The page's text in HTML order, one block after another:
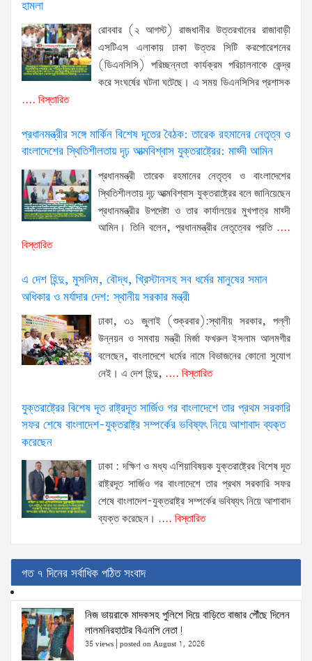
হামলা
রোববার (২ আগস্ট) রাজধানীর উত্তরখানের রাজাবাড়ী
এসটিএস এলাকায় ঢাকা উত্তর সিটি করপোরেশনের
(ডিএনসিসি) পরিচ্ছন্নতা কার্যক্রম পরিচালনাকে কেন্দ্র
করে সংঘর্ষের ঘটনা ঘটেছে। এ সময় ডিএনসিসির প্রশাসক
.... বিস্তারিত
প্রধানমন্ত্রীর সঙ্গে মার্কিন বিশেষ দূতের বৈঠক: তারেক রহমানের নেতৃত্ব ও
বাংলাদেশের স্থিতিশীলতায় দৃঢ় আত্মবিশ্বাস যুক্তরাষ্ট্রের: মাহ্দী আমিন
প্রধানমন্ত্রী তারেক রহমানের নেতৃত্ব ও বাংলাদেশের
স্থিতিশীলতায় দৃঢ় আত্মবিশ্বাস যুক্তরাষ্ট্রের বলে জানিয়েছেন
প্রধানমন্ত্রীর উপদেষ্টা ও তার কার্যালয়ের মুখপাত্র মাহ্দী
আমিন। তিনি বলেন, প্রধানমন্ত্রীর নেতৃত্বের প্রতি....
বিস্তারিত
এ দেশ হিন্দু, মুসলিম, বৌদ্ধ, খ্রিস্টানসহ সব ধর্মের মানুষের সমান
অধিকার ও মর্যাদার দেশ: স্থানীয় সরকার মন্ত্রী
ঢাকা, ৩১ জুলাই (শুক্রবার):স্থানীয় সরকার, পল্লী
উন্নয়ন ও সমবায় মন্ত্রী মির্জা ফখরুল ইসলাম আলমগীর
বলেছেন, বাংলাদেশে ধর্মের নামে বিভাজনের কোনো সুযোগ
নেই। এ দেশ হিন্দু, .... বিস্তারিত
যুক্তরাষ্ট্রের বিশেষ দূত রাষ্ট্রদূত সার্জিও গর বাংলাদেশে তার প্রথম সরকারি
সফর শেষে বাংলাদেশ-যুক্তরাষ্ট্র সম্পর্কের ভবিষ্যৎ নিয়ে আশাবাদ ব্যক্ত
করেছেন
ঢাকা : দক্ষিণ ও মধ্য এশিয়াবিষয়ক যুক্তরাষ্ট্রের বিশেষ দূত
রাষ্ট্রদূত সার্জিও গর বাংলাদেশে তার প্রথম সরকারি সফর
শেষে বাংলাদেশ-যুক্তরাষ্ট্র সম্পর্কের ভবিষ্যৎ নিয়ে আশাবাদ
ব্যক্ত করেছেন। .... বিস্তারিত
গত ৭ দিনের সর্বাধিক পঠিত সংবাদ
নিজ ভায়রাকে মাদকসহ পুলিশে দিয়ে বাড়িতে বাজার পৌঁছে দিলেন
লালমনিরহাটের বিএনপি নেতা!
35 views posted on August 1, 2026